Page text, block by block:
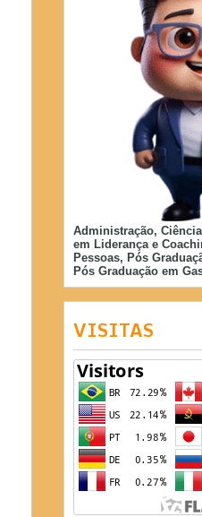
Administração,
em Liderança e
Pessoas, Pós
Pós Graduação em
VISITAS